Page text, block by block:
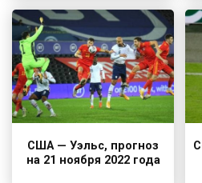
США — Уэльс, прогноз
на 21 ноября 2022 года